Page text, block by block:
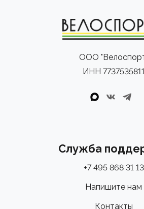
ООО
ИНН
Служба
+7 495 868 31 13
Напишите нам
Контакты